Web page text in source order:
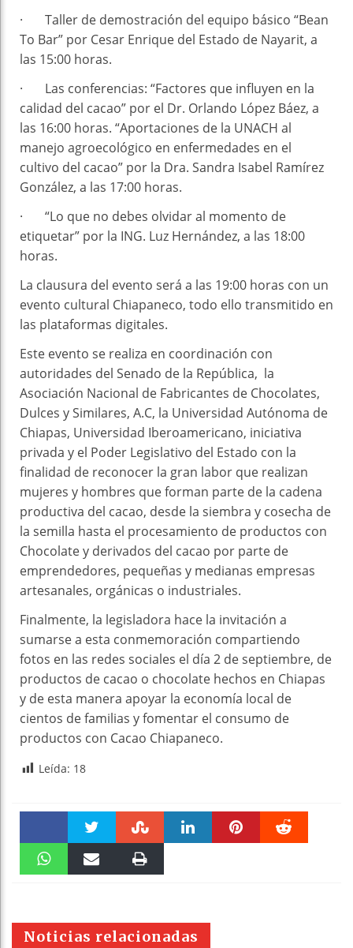
· Taller de demostración del equipo básico “Bean
To Bar” por Cesar Enrique del Estado de Nayarit, a
las 15:00 horas.
· Las conferencias: “Factores que influyen en la
calidad del cacao” por el Dr. Orlando López Báez, a
las 16:00 horas. “Aportaciones de la UNACH al
manejo agroecológico en enfermedades en el
cultivo del cacao” por la Dra. Sandra Isabel Ramírez
González, a las 17:00 horas.
· “Lo que no debes olvidar al momento de
etiquetar” por la ING. Luz Hernández, a las 18:00
horas.
La clausura del evento será a las 19:00 horas con un
evento cultural Chiapaneco, todo ello transmitido en
las plataformas digitales.
Este evento se realiza en coordinación con
autoridades del Senado de la República, la
Asociación Nacional de Fabricantes de Chocolates,
Dulces y Similares, A.C, la Universidad Autónoma de
Chiapas, Universidad Iberoamericano, iniciativa
privada y el Poder Legislativo del Estado con la
finalidad de reconocer la gran labor que realizan
mujeres y hombres que forman parte de la cadena
productiva del cacao, desde la siembra y cosecha de
la semilla hasta el procesamiento de productos con
Chocolate y derivados del cacao por parte de
emprendedores, pequeñas y medianas empresas
artesanales, orgánicas o industriales.
Finalmente, la legisladora hace la invitación a
sumarse a esta conmemoración compartiendo
fotos en las redes sociales el día 2 de septiembre, de
productos de cacao o chocolate hechos en Chiapas
y de esta manera apoyar la economía local de
cientos de familias y fomentar el consumo de
productos con Cacao Chiapaneco.
Leída: 18
Faceboo Twitter Stumble
pt
Noticias relacionadas